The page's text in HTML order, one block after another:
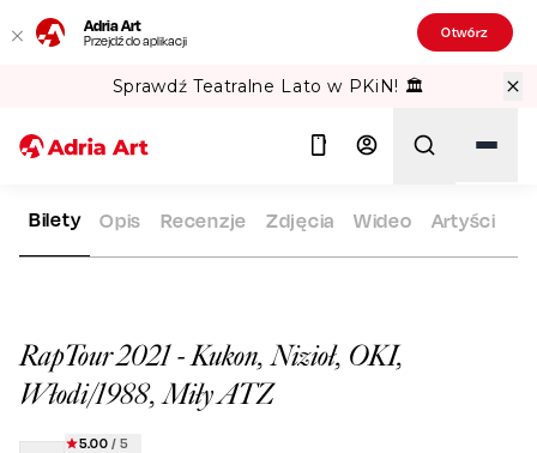
Adria Art
Przejdź do aplikacji Otwórz
Sprawdź Teatralne Lato w PKiN! 🏛️
ADRIA ART REPERTUAR RAPTOUR 2021 - KUKON, NIZIOŁ,
RapTour 2021 - Kukon, Nizioł, OKI,
Włodi/1988, Miły ATZ
5.00 / 5
Bilety Opis Recenzje Zdjęcia Wideo Artyści